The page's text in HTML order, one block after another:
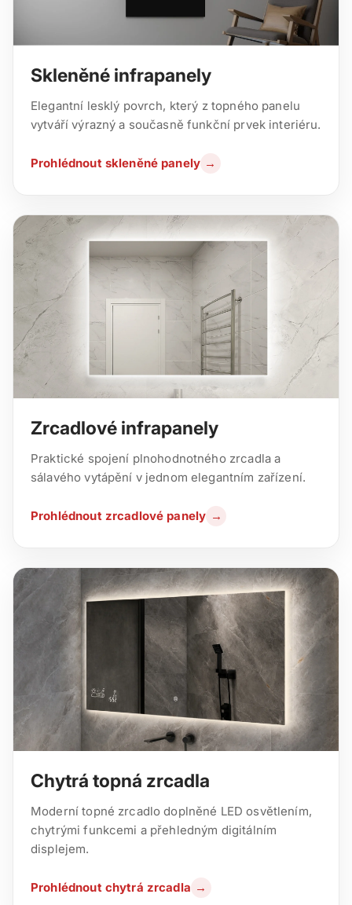
Skleněné infrapanely
Elegantní lesklý povrch, který z topného panelu
vytváří výrazný a současně funkční prvek interiéru.
Prohlédnout skleněné panely →
Zrcadlové infrapanely
Praktické spojení plnohodnotného zrcadla a
sálavého vytápění v jednom elegantním zařízení.
Prohlédnout zrcadlové panely →
Chytrá topná zrcadla
Moderní topné zrcadlo doplněné LED osvětlením,
chytrými funkcemi a přehledným digitálním
displejem.
Prohlédnout chytrá zrcadla →